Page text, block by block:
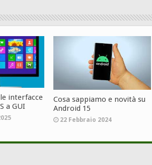
interfacce
a GUI
Cosa sappiamo e novità su
Android 15
22 Febbraio 2024